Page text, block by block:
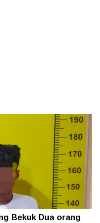
Bekuk Dua orang